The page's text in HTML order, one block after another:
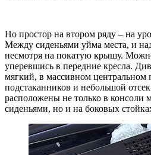
Но простор на втором ряду – на
Между сиденьями уйма места, и
несмотря на покатую крышу.
уперевшись в передние кресла.
мягкий, в массивном центральном
подстаканников и небольшой
расположены не только в консоли
сиденьями, но и на боковых